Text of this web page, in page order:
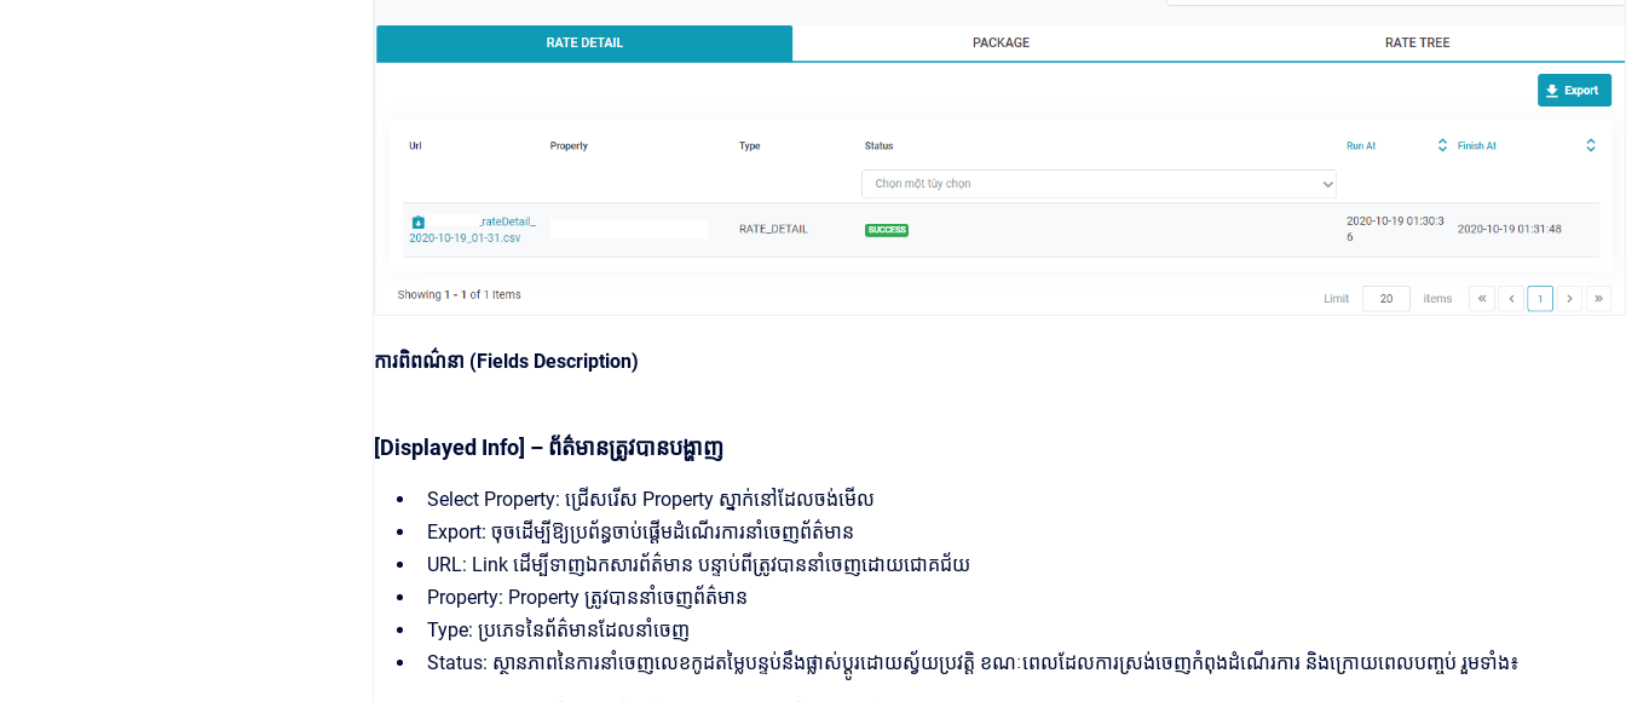
ការពិពណ៌នា (Fields Description)
[Displayed Info] – ព័ត៌មានត្រូវបានបង្ហាញ
Select Property: ជ្រើសរើស Property ស្នាក់នៅដែលចង់មើល
Export: ចុចដើម្បីឱ្យប្រព័ន្ធចាប់ផ្តើមដំណើរការនាំចេញព័ត៌មាន
URL: Link ដើម្បីទាញឯកសារព័ត៌មាន បន្ទាប់ពីត្រូវបាននាំចេញដោយជោគជ័យ
Property: Property ត្រូវបាននាំចេញព័ត៌មាន
Type: ប្រភេទនៃព័ត៌មានដែលនាំចេញ
Status: ស្ថានភាពនៃការនាំចេញលេខកូដតម្លៃបន្ទប់នឹងផ្លាស់ប្តូរដោយស្វ័យប្រវត្តិ ខណៈពេលដែលការស្រង់ចេញកំពុងដំណើរការ និងក្រោយពេលបញ្ចប់ រួមទាំង៖